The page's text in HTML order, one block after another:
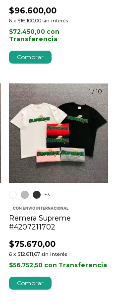
$96.600,00
6 x $16.100,00 sin interés
$72.450,00 con
Transferencia
Comprar
1/10
CON ENVÍO INTERNACIONAL
Remera Supreme
#4207211702
$75.670,00
6 x $12.611,67 sin interés
$56.752,50 con Transferencia
+3
Comprar